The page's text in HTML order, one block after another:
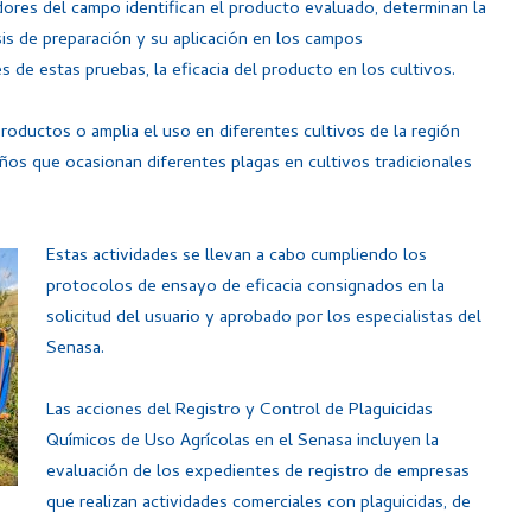
del campo identifican el producto evaluado, determinan la
de preparación y su aplicación en los campos
de estas pruebas, la eficacia del producto en los cultivos.
o amplia el uso en diferentes cultivos de la región
que ocasionan diferentes plagas en cultivos tradicionales
Estas actividades se llevan a cabo cumpliendo los
protocolos de ensayo de eficacia consignados en la
solicitud del usuario y aprobado por los especialistas del
Senasa.
Las acciones del Registro y Control de Plaguicidas
Químicos de Uso Agrícolas en el Senasa incluyen la
evaluación de los expedientes de registro de empresas
que realizan actividades comerciales con plaguicidas, de